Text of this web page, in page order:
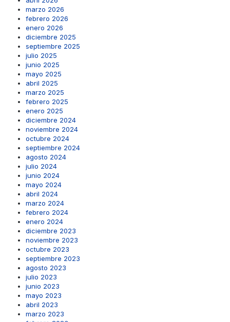
marzo 2026
febrero 2026
enero 2026
diciembre 2025
septiembre 2025
julio 2025
junio 2025
mayo 2025
abril 2025
marzo 2025
febrero 2025
enero 2025
diciembre 2024
noviembre 2024
octubre 2024
septiembre 2024
agosto 2024
julio 2024
junio 2024
mayo 2024
abril 2024
marzo 2024
febrero 2024
enero 2024
diciembre 2023
noviembre 2023
octubre 2023
septiembre 2023
agosto 2023
julio 2023
junio 2023
mayo 2023
abril 2023
marzo 2023